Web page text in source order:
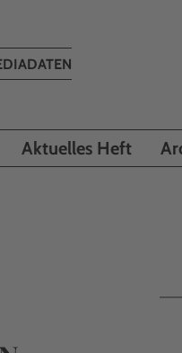
Aktuelles Heft